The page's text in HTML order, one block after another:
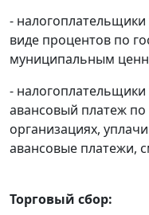
- налогоплательщики
виде процентов по
муниципальным
- налогоплательщики
авансовый платеж по
организациях,
авансовые платежи,
Торговый сбор: